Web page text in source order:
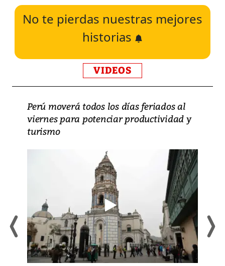
No te pierdas nuestras mejores
historias
VIDEOS
Perú moverá todos los días feriados al
viernes para potenciar productividad y
turismo